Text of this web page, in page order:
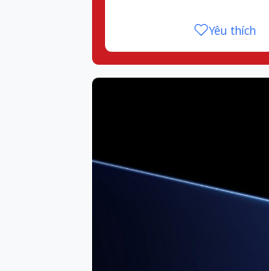
Yêu thích